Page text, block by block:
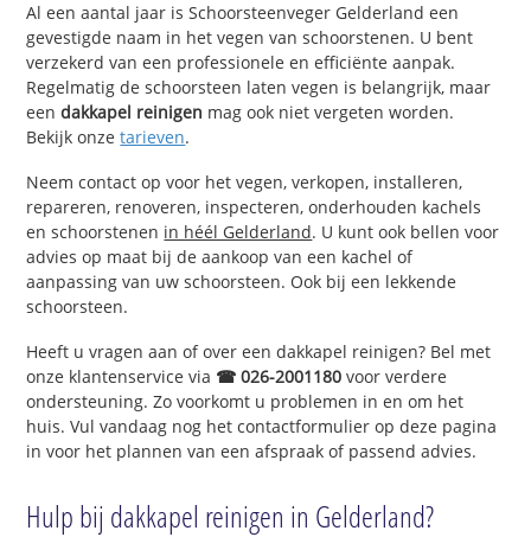
Al een aantal jaar is Schoorsteenveger Gelderland een
gevestigde naam in het vegen van schoorstenen. U bent
verzekerd van een professionele en efficiënte aanpak.
Regelmatig de schoorsteen laten vegen is belangrijk, maar
eendakkapel reinigen mag ook niet vergeten worden.
Bekijk onzetarieven.
Neem contact op voor het vegen, verkopen, installeren,
repareren, renoveren, inspecteren, onderhouden kachels
en schoorstenen in héél Gelderland. U kunt ook bellen voor
advies op maat bij de aankoop van een kachel of
aanpassing van uw schoorsteen. Ook bij een lekkende
schoorsteen.
Heeft u vragen aan of over een dakkapel reinigen? Bel met
onze klantenservice via ☎ 026-2001180 voor verdere
ondersteuning. Zo voorkomt u problemen in en om het
huis. Vul vandaag nog het contactformulier op deze pagina
in voor het plannen van een afspraak of passend advies.
Hulp bij dakkapel reinigen in Gelderland?